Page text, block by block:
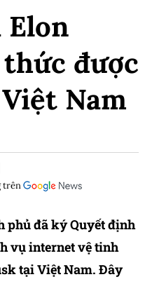
được
Nam
trên
phủ đã ký Quyết định
vụ internet vệ tinh
tại Việt Nam. Đây